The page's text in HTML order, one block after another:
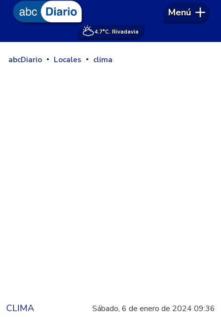
4.7°C. Rivadavia
Menú
abcDiario Locales clima
CLIMA Sábado, 6 de enero de 2024 09:36